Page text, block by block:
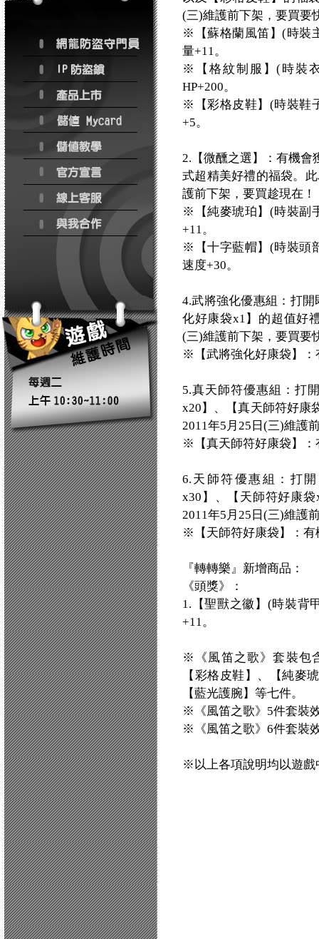
(三)維護前下架，要買要
※【蘇格蘭風笛】(時裝
量+11。
※【格紋制服】(時裝
HP+200。
※【彩格皮鞋】(時裝鞋
+5。
2.【微醺之選】：有機會
式超精美好禮的福袋。
護前下架，要買趁現在！
※【純麥琥珀】(時裝副
+11。
※【十字藍帽】(時裝頭
速度+30。
4.武將強化優惠組：打
化好康袋x1】的超值好
(三)維護前下架，要買要
※【武將強化好康袋】：
5.真天師符優惠組：打
x20】、【真天師符好康
2011年5月25日(三)維護
※【真天師符好康袋】：
6.天師符優惠組：打
x30】、【天師符好康
2011年5月25日(三)維護
※【天師符好康袋】：有
『轉轉樂』新增商品：
《頭獎》：
1.【聖獸之徽】(時裝背
+11。
※《風笛之歌》套裝包
【彩格皮鞋】、【純麥
【藍光護腕】等七件。
※《風笛之歌》5件套裝
※《風笛之歌》6件套裝
※以上各項說明均以遊戲